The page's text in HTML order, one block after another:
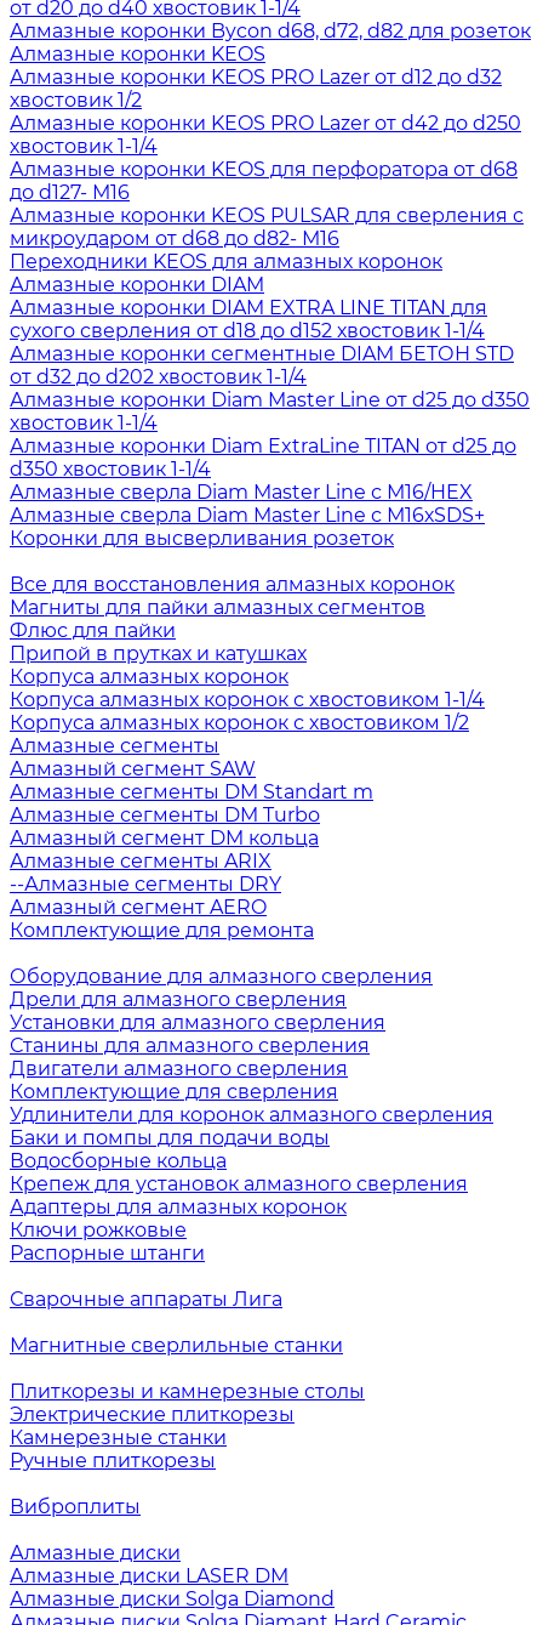
от d20 до d40 хвостовик 1-1/4
Алмазные коронки Bycon d68, d72, d82 для розеток
Алмазные коронки KEOS
Алмазные коронки KEOS PRO Lazer от d12 до d32
хвостовик 1/2
Алмазные коронки KEOS PRO Lazer от d42 до d250
хвостовик 1-1/4
Алмазные коронки KEOS для перфоратора от d68
до d127- М16
Алмазные коронки KEOS PULSAR для сверления с
микроударом от d68 до d82- М16
Переходники KEOS для алмазных коронок
Алмазные коронки DIAM
Алмазные коронки DIAM EXTRA LINE TITAN для
сухого сверления от d18 до d152 хвостовик 1-1/4
Алмазные коронки сегментные DIAM БЕТОН STD
от d32 до d202 хвостовик 1-1/4
Алмазные коронки Diam Master Line от d25 до d350
хвостовик 1-1/4
Алмазные коронки Diam ExtraLine ТITAN от d25 до
d350 хвостовик 1-1/4
Алмазные сверла Diam Master Line с М16/HEX
Алмазные сверла Diam Master Line с М16хSDS+
Коронки для высверливания розеток
Все для восстановления алмазных коронок
Магниты для пайки алмазных сегментов
Флюс для пайки
Припой в прутках и катушках
Корпуса алмазных коронок
Корпуса алмазных коронок с хвостовиком 1-1/4
Корпуса алмазных коронок с хвостовиком 1/2
Алмазные сегменты
Алмазный сегмент SAW
Алмазные сегменты DM Standart m
Алмазные сегменты DM Turbo
Алмазный сегмент DM кольца
Алмазные сегменты ARIX
--Алмазные сегменты DRY
Алмазный сегмент AERO
Комплектующие для ремонта
Оборудование для алмазного сверления
Дрели для алмазного сверления
Установки для алмазного сверления
Станины для алмазного сверления
Двигатели алмазного сверления
Комплектующие для сверления
Удлинители для коронок алмазного сверления
Баки и помпы для подачи воды
Водосборные кольца
Крепеж для установок алмазного сверления
Адаптеры для алмазных коронок
Ключи рожковые
Распорные штанги
Сварочные аппараты Лига
Магнитные сверлильные станки
Плиткорезы и камнерезные столы
Электрические плиткорезы
Камнерезные станки
Ручные плиткорезы
Виброплиты
Алмазные диски
Алмазные диски LASER DM
Алмазные диски Solga Diamond